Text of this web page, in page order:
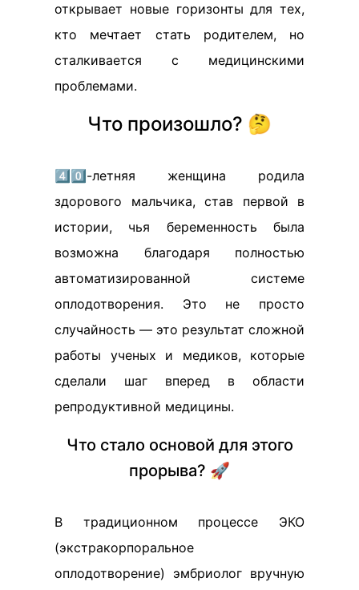
открывает новые горизонты для тех,
кто мечтает стать родителем, но
сталкивается с медицинскими
проблемами.
Что произошло? 🤔
4️⃣0️⃣-летняя женщина родила
здорового мальчика, став первой в
истории, чья беременность была
возможна благодаря полностью
автоматизированной системе
оплодотворения. Это не просто
случайность — это результат сложной
работы ученых и медиков, которые
сделали шаг вперед в области
репродуктивной медицины.
Что стало основой для этого
прорыва? 🚀
В традиционном процессе ЭКО
(экстракорпоральное
оплодотворение) эмбриолог вручную